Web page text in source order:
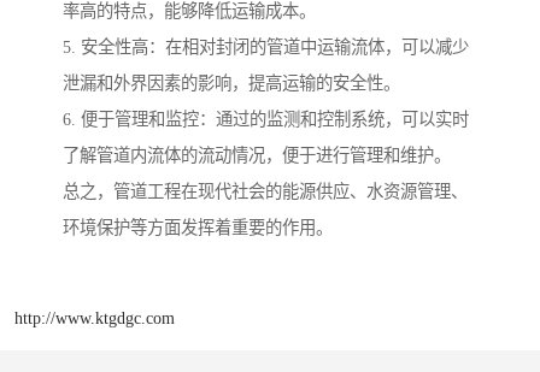
率高的特点，能够降低运输成本。
5. 安全性高：在相对封闭的管道中运输流体，可以减少
泄漏和外界因素的影响，提高运输的安全性。
6. 便于管理和监控：通过的监测和控制系统，可以实时
了解管道内流体的流动情况，便于进行管理和维护。
总之，管道工程在现代社会的能源供应、水资源管理、
环境保护等方面发挥着重要的作用。
http://www.ktgdgc.com